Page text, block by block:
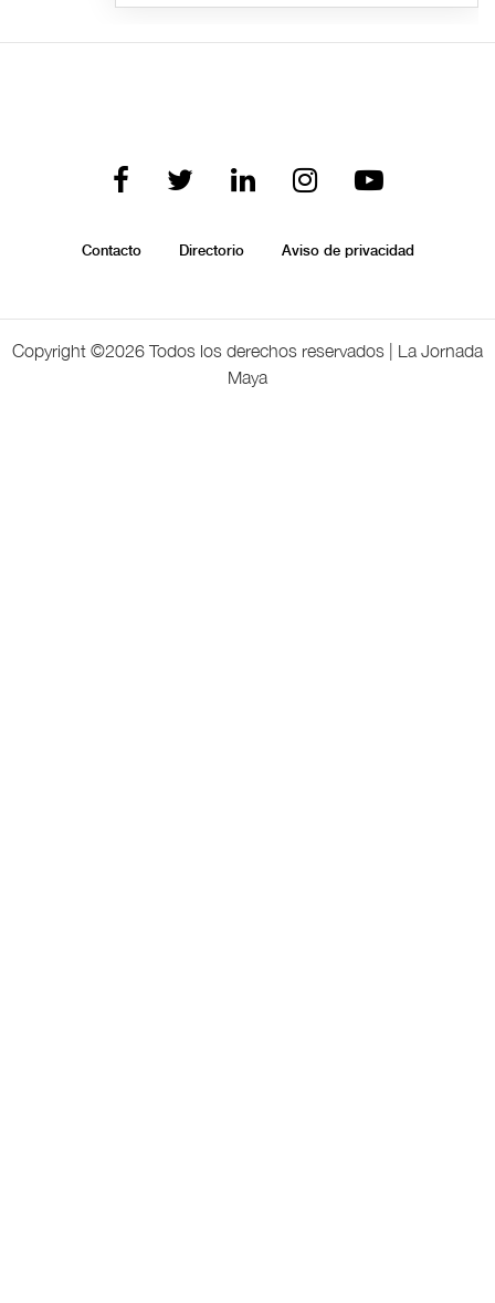
Contacto Directorio Aviso de privacidad
Copyright ©2026 Todos los derechos reservados | La Jornada
Maya